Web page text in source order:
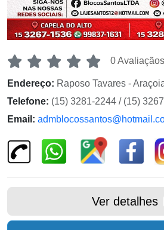
0 Avaliaçãos
Endereço: Raposo Tavares -
Telefone: (15) 3281-2244 / (15)
Email:
Ver detalhes